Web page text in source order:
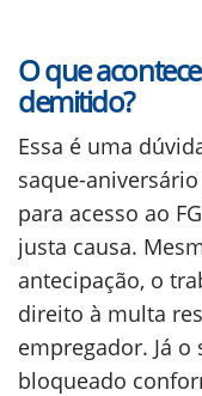
O que
demitido?
Essa é uma
saque-
para acesso ao
justa causa.
antecipação, o
direito à multa
empregador. Já o
bloqueado